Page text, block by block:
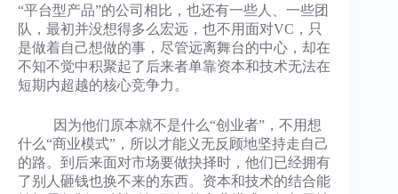
“平台型产品”的公司相比，也还有一些人、一些团
队，最初并没想得多么宏远，也不用面对VC，只
是做着自己想做的事，尽管远离舞台的中心，却在
不知不觉中积聚起了后来者单靠资本和技术无法在
短期内超越的核心竞争力。
因为他们原本就不是什么“创业者”，不用想
什么“商业模式”，所以才能义无反顾地坚持走自己
的路。到后来面对市场要做抉择时，他们已经拥有
了别人砸钱也换不来的东西。资本和技术的结合能